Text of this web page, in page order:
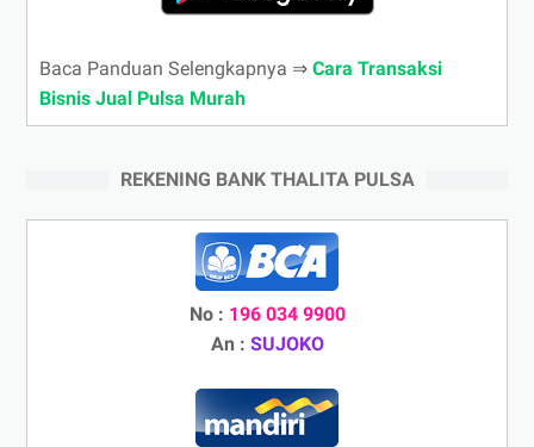
Baca Panduan Selengkapnya ⇒ Cara Transaksi
Bisnis Jual Pulsa Murah
REKENING BANK THALITA PULSA
No : 196 034 9900
An : SUJOKO